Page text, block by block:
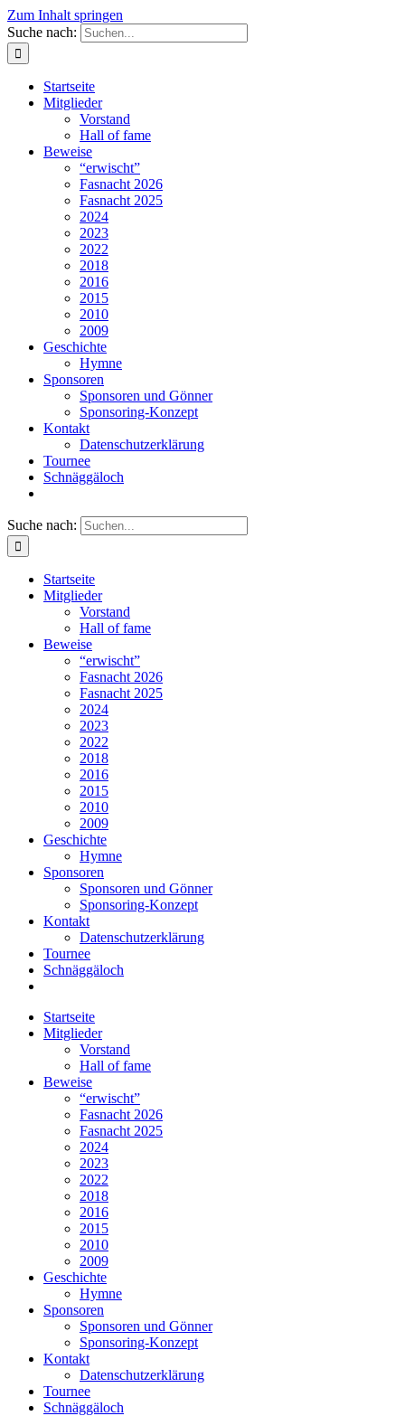
Zum Inhalt springen
Suche nach:
Startseite
Mitglieder
Vorstand
Hall of fame
Beweise
“erwischt”
Fasnacht 2026
Fasnacht 2025
2024
2023
2022
2018
2016
2015
2010
2009
Geschichte
Hymne
Sponsoren
Sponsoren und Gönner
Sponsoring-Konzept
Kontakt
Datenschutzerklärung
Tournee
Schnäggäloch
Suche nach:
Startseite
Mitglieder
Vorstand
Hall of fame
Beweise
“erwischt”
Fasnacht 2026
Fasnacht 2025
2024
2023
2022
2018
2016
2015
2010
2009
Geschichte
Hymne
Sponsoren
Sponsoren und Gönner
Sponsoring-Konzept
Kontakt
Datenschutzerklärung
Tournee
Schnäggäloch
Startseite
Mitglieder
Vorstand
Hall of fame
Beweise
“erwischt”
Fasnacht 2026
Fasnacht 2025
2024
2023
2022
2018
2016
2015
2010
2009
Geschichte
Hymne
Sponsoren
Sponsoren und Gönner
Sponsoring-Konzept
Kontakt
Datenschutzerklärung
Tournee
Schnäggäloch